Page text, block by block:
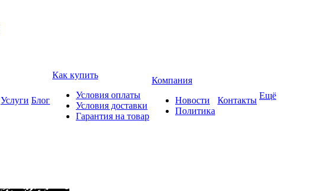
Услуги Блог
Как купить
Условия оплаты
Условия доставки
Гарантия на товар
Компания
Новости
Политика
Контакты Ещё